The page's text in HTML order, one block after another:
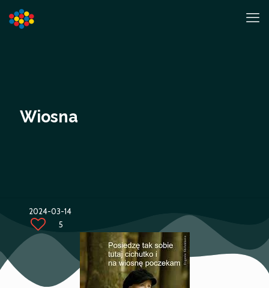
Wiosna
2024-03-14
5